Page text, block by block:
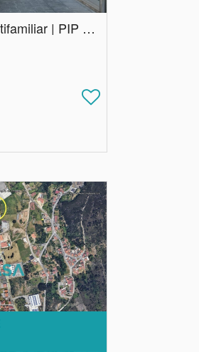
Terreno Construção Multifamiliar | PIP aprovado | Porto